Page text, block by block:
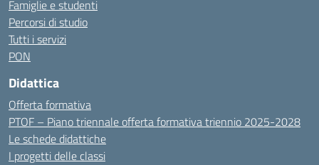
Famiglie e studenti
Percorsi di studio
Tutti i servizi
PON
Didattica
Offerta formativa
PTOF – Piano triennale offerta formativa triennio 2025-2028
Le schede didattiche
I progetti delle classi